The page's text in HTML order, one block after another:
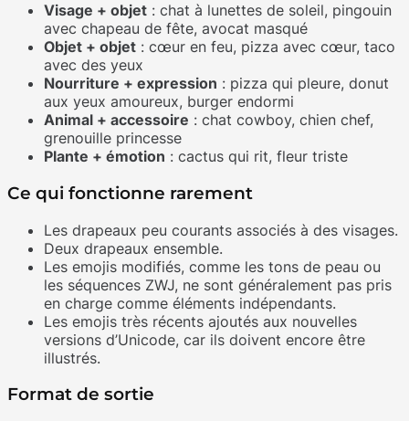
Visage + objet : chat à lunettes de soleil, pingouin
avec chapeau de fête, avocat masqué
Objet + objet : cœur en feu, pizza avec cœur, taco
avec des yeux
Nourriture + expression : pizza qui pleure, donut
aux yeux amoureux, burger endormi
Animal + accessoire : chat cowboy, chien chef,
grenouille princesse
Plante + émotion : cactus qui rit, fleur triste
Ce qui fonctionne rarement
Les drapeaux peu courants associés à des visages.
Deux drapeaux ensemble.
Les emojis modifiés, comme les tons de peau ou
les séquences ZWJ, ne sont généralement pas pris
en charge comme éléments indépendants.
Les emojis très récents ajoutés aux nouvelles
versions d’Unicode, car ils doivent encore être
illustrés.
Format de sortie